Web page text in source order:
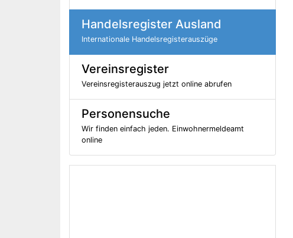
Handelsregister Ausland
Internationale Handelsregisterauszüge
Vereinsregister
Vereinsregisterauszug jetzt online abrufen
Personensuche
Wir finden einfach jeden. Einwohnermeldeamt
online